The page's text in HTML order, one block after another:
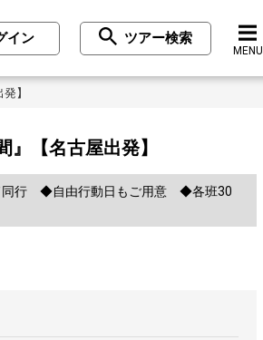
イン ツアー検索
MENU
】
【名古屋出発】
同行 ◆自由行動日もご用意 ◆各班30